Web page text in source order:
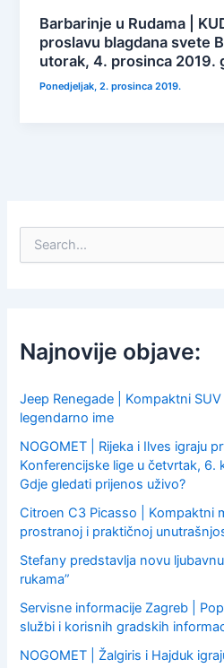
Barbarinje u Rudama |
proslavu blagdana svete
utorak, 4. prosinca 2019.
Ponedjeljak, 2. prosinca 2019.
f
oNajnovije objave:
Jeep Renegade | Kompaktni
legendarno ime
NOGOMET | Rijeka i Ilves igraju
Konferencijske lige u četvrtak, 6.
Gdje gledati prijenos uživo?
Citroen C3 Picasso | Kompaktni
prostranoj i praktičnoj
Stefany predstavlja novu
rukama”
Servisne informacije Zagreb |
službi i korisnih gradskih
NOGOMET | Žalgiris i Hajduk